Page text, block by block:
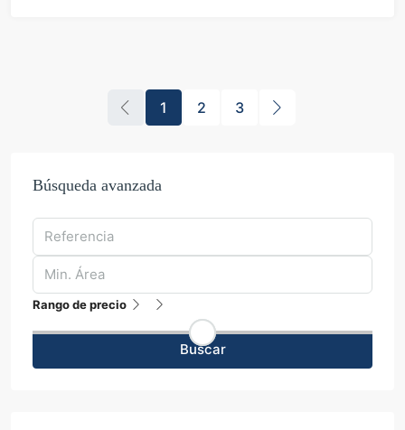
1 2 3
Búsqueda avanzada
Rango de precio
Buscar